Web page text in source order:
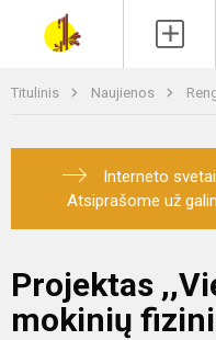
Titulinis Naujienos
Interneto
Atsiprašome už
Projektas
mokinių